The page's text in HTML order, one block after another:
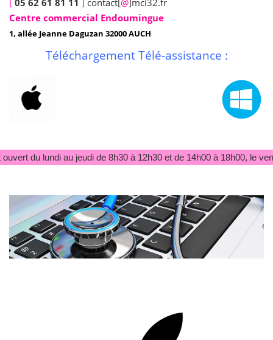
Centre commercial Endoumingue
1, allée Jeanne Daguzan 32000 AUCH
Téléchargement Télé-assistance :
du lundi au jeudi de 8h30 à 12h30 et de 14h00 à 18h00, le